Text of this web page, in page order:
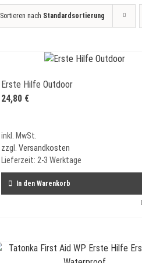
Sortieren nach Standardsortierung
Erste Hilfe Outdoor
24,80 €
inkl. MwSt.
zzgl. Versandkosten
Lieferzeit: 2-3 Werktage
In den Warenkorb